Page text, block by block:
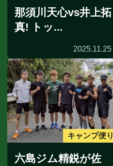
那須川天心vs井上拓
真! トッ...
2025.11.25
キャンプ便り
六島ジム精鋭が佐